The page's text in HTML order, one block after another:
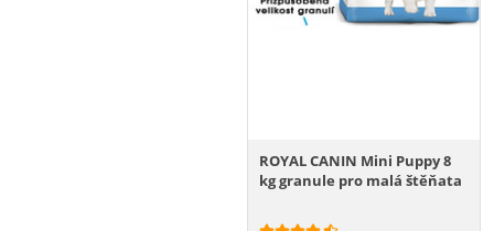
ROYAL CANIN Mini Puppy 8
kg granule pro malá štěňata